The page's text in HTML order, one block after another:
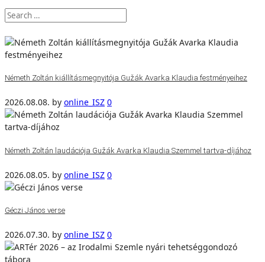
Németh Zoltán kiállításmegnyitója Gužák Avarka Klaudia festményeihez
2026.08.08. by online_ISZ 0
Németh Zoltán laudációja Gužák Avarka Klaudia Szemmel tartva-díjához
2026.08.05. by online_ISZ 0
Géczi János verse
2026.07.30. by online_ISZ 0